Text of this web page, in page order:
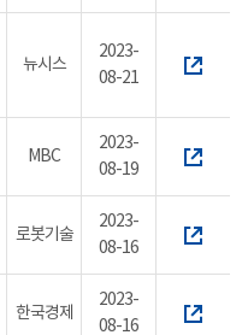
뉴시스
2023-
08-21
MBC
2023-
08-19
로봇기술
2023-
08-16
한국경제
2023-
08-16